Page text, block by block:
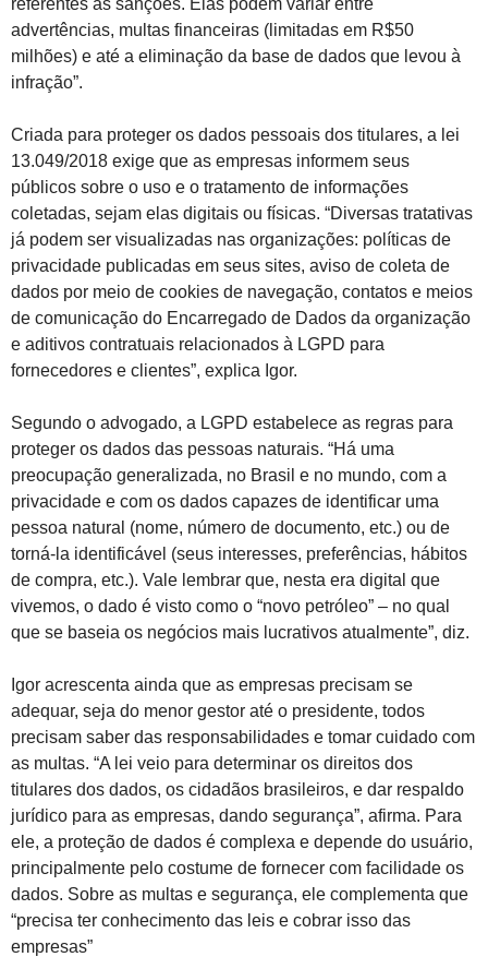
advertências, multas financeiras (limitadas em R$50
milhões) e até a eliminação da base de dados que levou à
infração”.
Criada para proteger os dados pessoais dos titulares, a lei
13.049/2018 exige que as empresas informem seus
públicos sobre o uso e o tratamento de informações
coletadas, sejam elas digitais ou físicas. “Diversas tratativas
já podem ser visualizadas nas organizações: políticas de
privacidade publicadas em seus sites, aviso de coleta de
dados por meio de cookies de navegação, contatos e meios
de comunicação do Encarregado de Dados da organização
e aditivos contratuais relacionados à LGPD para
fornecedores e clientes”, explica Igor.
Segundo o advogado, a LGPD estabelece as regras para
proteger os dados das pessoas naturais. “Há uma
preocupação generalizada, no Brasil e no mundo, com a
privacidade e com os dados capazes de identificar uma
pessoa natural (nome, número de documento, etc.) ou de
torná-la identificável (seus interesses, preferências, hábitos
de compra, etc.). Vale lembrar que, nesta era digital que
vivemos, o dado é visto como o “novo petróleo” – no qual
que se baseia os negócios mais lucrativos atualmente”, diz.
Igor acrescenta ainda que as empresas precisam se
adequar, seja do menor gestor até o presidente, todos
precisam saber das responsabilidades e tomar cuidado com
as multas. “A lei veio para determinar os direitos dos
titulares dos dados, os cidadãos brasileiros, e dar respaldo
jurídico para as empresas, dando segurança”, afirma. Para
ele, a proteção de dados é complexa e depende do usuário,
principalmente pelo costume de fornecer com facilidade os
dados. Sobre as multas e segurança, ele complementa que
“precisa ter conhecimento das leis e cobrar isso das
empresas”